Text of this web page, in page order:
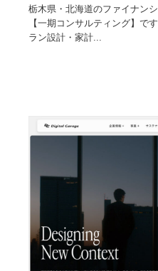
栃木県・北海道のファイナン
【一期コンサルティング】で
ラン設計・家計...